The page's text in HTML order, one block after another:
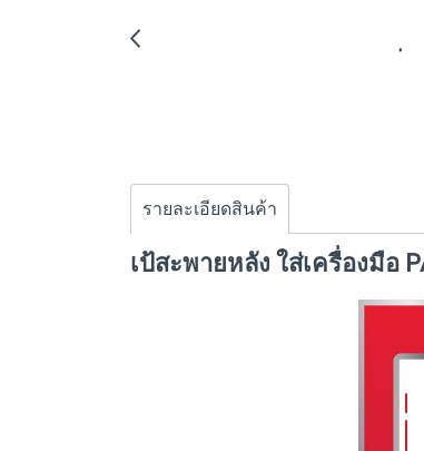
รายละเอียดสินค้า
เป้สะพายหลัง ใส่เครื่องมือ